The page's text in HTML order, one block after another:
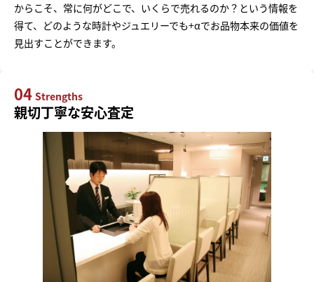
からこそ、常に何がどこで、いくらで売れるのか？という情報を
得て、どのような時計やジュエリーでも+αでお品物本来の価値を
見出すことができます。
04 Strengths
親切丁寧な安心査定